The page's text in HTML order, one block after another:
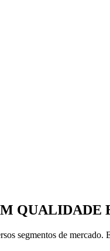
QUALIDADE
segmentos de mercado.